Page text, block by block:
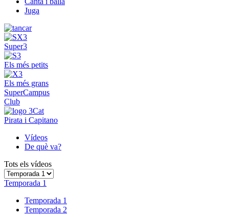
Juga
Super3
Els més petits
Els més grans
SuperCampus
Club
Pirata i Capitano
Vídeos
De què va?
Tots els vídeos
Temporada 1
Temporada 1
Temporada 2